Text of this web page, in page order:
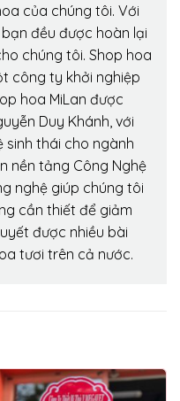
của chúng tôi. Với
đều được hoàn lại
chúng tôi. Shop hoa
công ty khởi nghiệp
hoa MiLan được
Duy Khánh, với
sinh thái cho ngành
nền tảng Công Nghệ
nghệ giúp chúng tôi
cần thiết để giảm
được nhiều bài
tươi trên cả nước.